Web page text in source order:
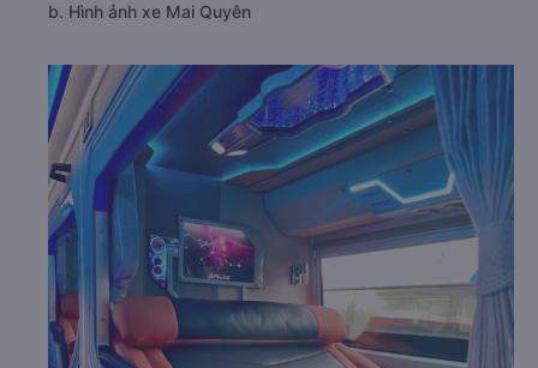
b. Hình ảnh xe Mai Quyên